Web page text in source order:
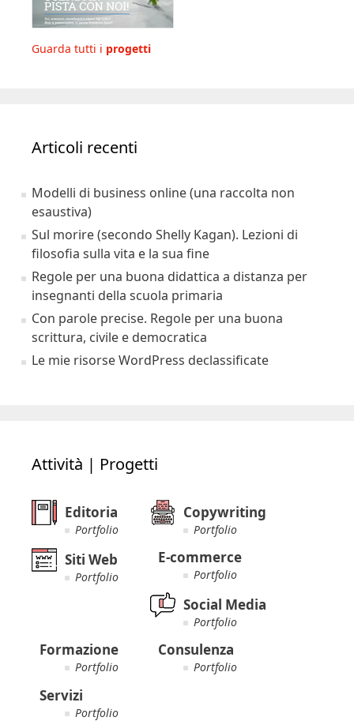
Guarda tutti i progetti
Articoli recenti
Modelli di business online (una raccolta non
esaustiva)
Sul morire (secondo Shelly Kagan). Lezioni di
filosofia sulla vita e la sua fine
Regole per una buona didattica a distanza per
insegnanti della scuola primaria
Con parole precise. Regole per una buona
scrittura, civile e democratica
Le mie risorse WordPress declassificate
Attività | Progetti
Editoria
Portfolio
Copywriting
Portfolio
Siti Web
Portfolio
E-commerce
Portfolio
Social Media
Portfolio
Formazione
Portfolio
Consulenza
Portfolio
Servizi
Portfolio